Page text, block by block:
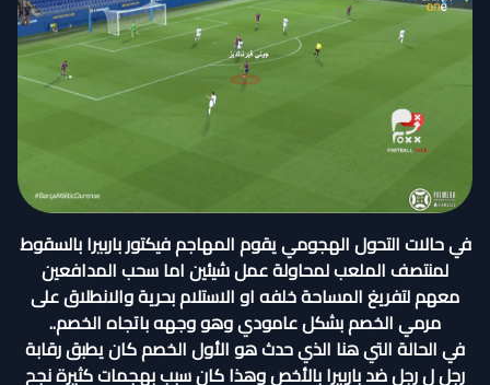
في حالات التحول الهجومي يقوم المهاجم فيكتور باربيرا بالسقوط
لمنتصف الملعب لمحاولة عمل شيئين اما سحب المدافعين
معهم لتفريغ المساحة خلفه او الاستلام بحرية والانطلاق على
مرمي الخصم بشكل عامودي وهو وجهه باتجاه الخصم..
في الحالة التي هنا الذي حدث هو الأول الخصم كان يطبق رقابة
رجل ل رجل ضد باربيرا بالأخص وهذا كان سبب بهجمات كثيرة نجح